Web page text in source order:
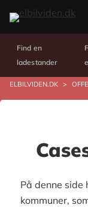
Find en
ladestander
ELBILVIDEN.DK >
På denne
kommuner,